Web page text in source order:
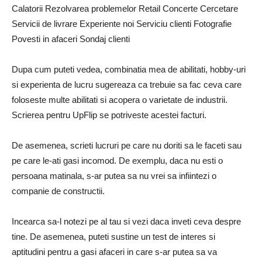
Calatorii Rezolvarea problemelor Retail Concerte Cercetare
Servicii de livrare Experiente noi Serviciu clienti Fotografie
Povesti in afaceri Sondaj clienti
Dupa cum puteti vedea, combinatia mea de abilitati, hobby-uri
si experienta de lucru sugereaza ca trebuie sa fac ceva care
foloseste multe abilitati si acopera o varietate de industrii.
Scrierea pentru UpFlip se potriveste acestei facturi.
De asemenea, scrieti lucruri pe care nu doriti sa le faceti sau
pe care le-ati gasi incomod. De exemplu, daca nu esti o
persoana matinala, s-ar putea sa nu vrei sa infiintezi o
companie de constructii.
Incearca sa-l notezi pe al tau si vezi daca inveti ceva despre
tine. De asemenea, puteti sustine un test de interes si
aptitudini pentru a gasi afaceri in care s-ar putea sa va